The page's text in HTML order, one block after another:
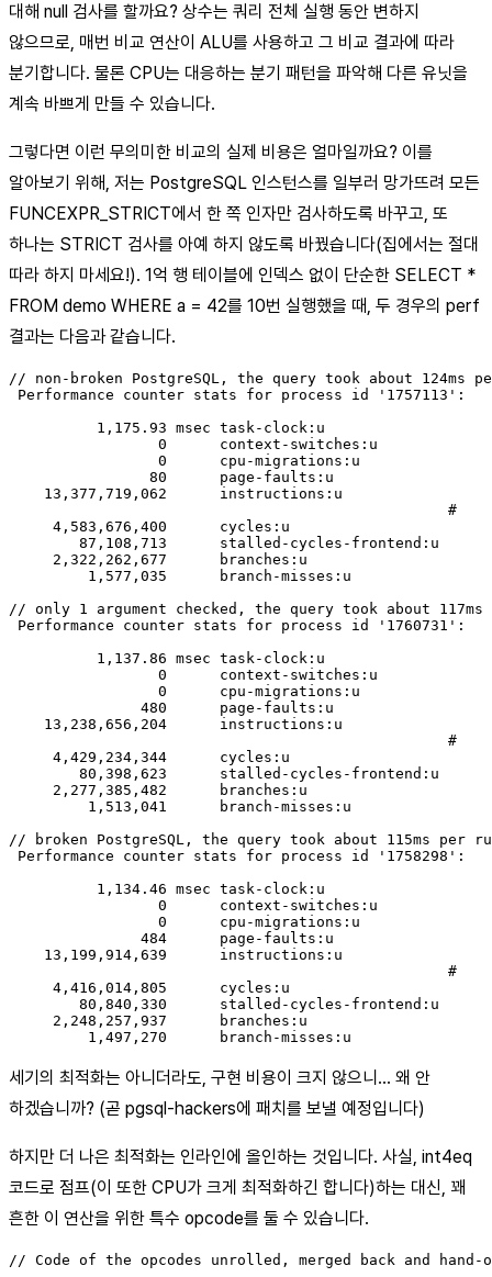
대해 null 검사를 할까요? 상수는 쿼리 전체 실행 동안 변하지
않으므로, 매번 비교 연산이 ALU를 사용하고 그 비교 결과에 따라
분기합니다. 물론 CPU는 대응하는 분기 패턴을 파악해 다른 유닛을
계속 바쁘게 만들 수 있습니다.
그렇다면 이런 무의미한 비교의 실제 비용은 얼마일까요? 이를
알아보기 위해, 저는 PostgreSQL 인스턴스를 일부러 망가뜨려 모든
FUNCEXPR_STRICT에서 한 쪽 인자만 검사하도록 바꾸고, 또
하나는 STRICT 검사를 아예 하지 않도록 바꿨습니다(집에서는 절대
따라 하지 마세요!). 1억 행 테이블에 인덱스 없이 단순한 SELECT *
FROM demo WHERE a = 42를 10번 실행했을 때, 두 경우의 perf
결과는 다음과 같습니다.
// non-broken PostgreSQL, the query took about 124ms
Performance counter stats for process id '1757113':
1,175.93 msec task-clock:u
0      context-
0      cpu-migrations:u
80      page-faults:u
13,377,719,062      instructions:u
#
4,583,676,400      cycles:u
87,108,713      stalled-cycles-frontend:u
2,322,262,677      branches:u
1,577,035      branch-misses:u
// only 1 argument checked, the query took about 117ms
Performance counter stats for process id '1760731':
1,137.86 msec task-clock:u
0      context-
0      cpu-migrations:u
480      page-faults:u
13,238,656,204      instructions:u
#
4,429,234,344      cycles:u
80,398,623      stalled-cycles-frontend:u
2,277,385,482      branches:u
1,513,041      branch-misses:u
// broken PostgreSQL, the query took about 115ms per
Performance counter stats for process id '1758298':
1,134.46 msec task-clock:u
0      context-
0      cpu-migrations:u
484      page-faults:u
13,199,914,639      instructions:u
#
4,416,014,805      cycles:u
80,840,330      stalled-cycles-frontend:u
2,248,257,937      branches:u
세기의 최적화는 아니더라도, 구현 비용이 크지 않으니… 왜 안
하겠습니까? (곧 pgsql-hackers에 패치를 보낼 예정입니다)
하지만 더 나은 최적화는 인라인에 올인하는 것입니다. 사실, int4eq
코드로 점프(이 또한 CPU가 크게 최적화하긴 합니다)하는 대신, 꽤
흔한 이 연산을 위한 특수 opcode를 둘 수 있습니다.
// Code of the opcodes unrolled, merged back and hand-